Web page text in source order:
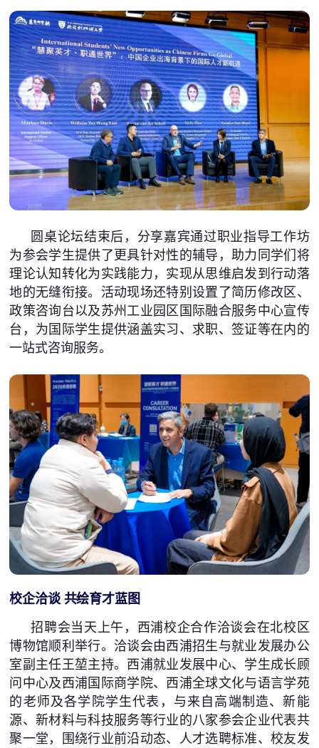
圆桌论坛结束后，分享嘉宾通过职业指导工作坊
为参会学生提供了更具针对性的辅导，助力同学们将
理论认知转化为实践能力，实现从思维启发到行动落
地的无缝衔接。活动现场还特别设置了简历修改区、
政策咨询台以及苏州工业园区国际融合服务中心宣传
台，为国际学生提供涵盖实习、求职、签证等在内的
一站式咨询服务。
校企洽谈 共绘育才蓝图
招聘会当天上午，西浦校企合作洽谈会在北校区
博物馆顺利举行。洽谈会由西浦招生与就业发展办公
室副主任王堃主持。西浦就业发展中心、学生成长顾
问中心及西浦国际商学院、西浦全球文化与语言学苑
的老师及各学院学生代表，与来自高端制造、新能
源、新材料与科技服务等行业的八家参会企业代表共
聚一堂，围绕行业前沿动态、人才选聘标准、校友发